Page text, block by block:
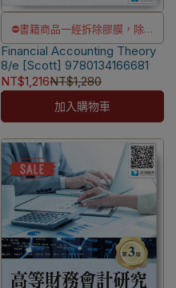
⛔書籍商品一經拆除膠膜，除非
瑕疵換書不提供退貨與退款
✅訂購數量5本以上另有優惠，請
洽LINE客服訂購
Financial Accounting Theory
8/e [Scott] 9780134166681
NT$1,216NT$1,280
加入購物車